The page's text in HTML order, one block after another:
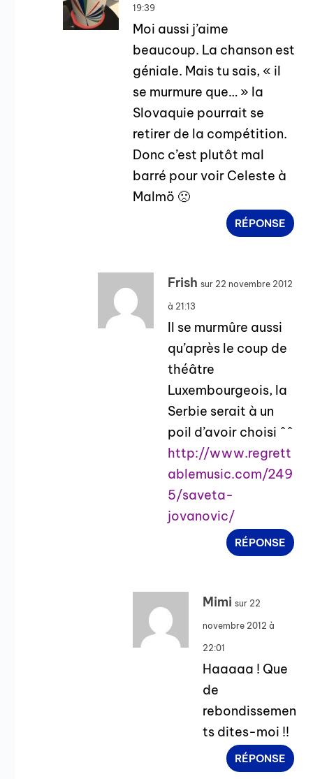
19:39
Moi aussi j’aime
beaucoup. La chanson est
géniale. Mais tu sais, « il
se murmure que… » la
Slovaquie pourrait se
retirer de la compétition.
Donc c’est plutôt mal
barré pour voir Celeste à
Malmö 🙁
RÉPONSE
Frish sur 22 novembre 2012
à 21:13
Il se murmûre aussi
qu’après le coup de
théâtre
Luxembourgeois, la
Serbie serait à un
poil d’avoir choisi ^^
http://www.regrett
ablemusic.com/249
5/saveta-
jovanovic/
RÉPONSE
Mimi sur 22
novembre 2012 à
22:01
Haaaaa ! Que
de
rebondissemen
ts dites-moi !!
RÉPONSE